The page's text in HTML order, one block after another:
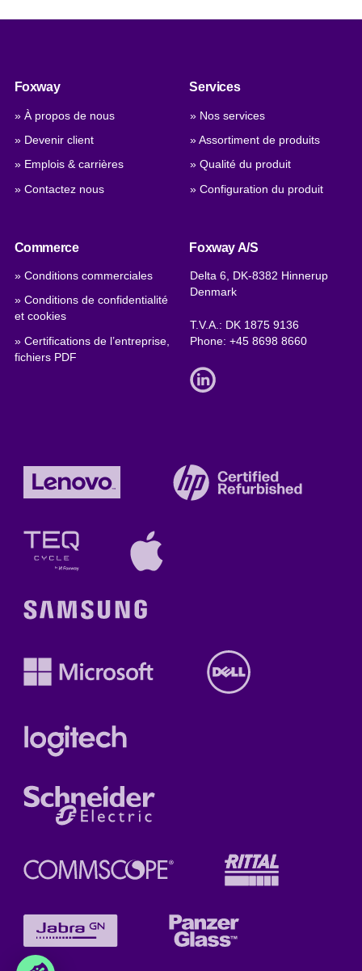
Foxway
» À propos de nous
» Devenir client
» Emplois & carrières
» Contactez nous
Services
» Nos services
» Assortiment de produits
» Qualité du produit
» Configuration du produit
Commerce
» Conditions commerciales
» Conditions de confidentialité
et cookies
» Certifications de l’entreprise,
fichiers PDF
Foxway A/S
Delta 6, DK-8382 Hinnerup
Denmark
T.V.A.: DK 1875 9136
Phone:+45 8698 8660